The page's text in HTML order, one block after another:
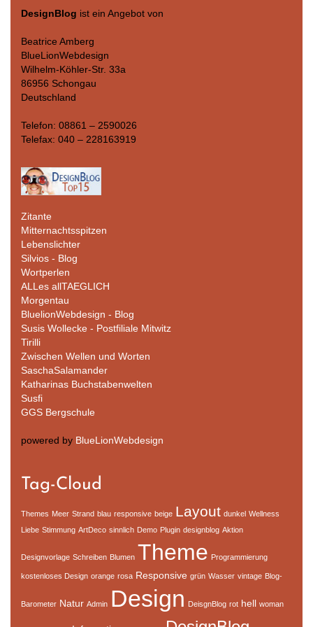
DesignBlog ist ein Angebot von
Beatrice Amberg
BlueLionWebdesign
Wilhelm-Köhler-Str. 33a
86956 Schongau
Deutschland
Telefon: 08861 – 2590026
Telefax: 040 – 228163919
Zitante
Mitternachtsspitzen
Lebenslichter
Silvios - Blog
Wortperlen
ALLes allTAEGLICH
Morgentau
BluelionWebdesign - Blog
Susis Wollecke - Postfiliale Mitwitz
Tirilli
Zwischen Wellen und Worten
SaschaSalamander
Katharinas Buchstabenwelten
Susfi
GGS Bergschule
powered by BlueLionWebdesign
Tag-Cloud
Themes Meer Strand blau responsive beige Layout dunkel Wellness
Liebe Stimmung ArtDeco sinnlich Demo Plugin designblog Aktion
Designvorlage Schreiben Blumen Theme Programmierung
kostenloses Design orange rosa Responsive grün Wasser vintage Blog-
Barometer Natur Admin Design DeisgnBlog rot hell woman